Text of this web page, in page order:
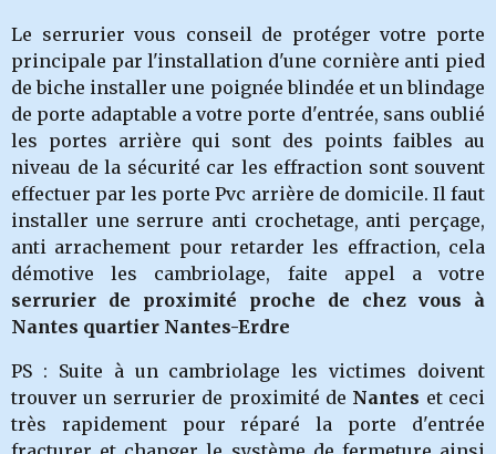
Le serrurier vous conseil de protéger votre porte
principale par l'installation d'une cornière anti pied
de biche installer une poignée blindée et un blindage
de porte adaptable a votre porte d'entrée, sans oublié
les portes arrière qui sont des points faibles au
niveau de la sécurité car les effraction sont souvent
effectuer par les porte Pvc arrière de domicile. Il faut
installer une serrure anti crochetage, anti perçage,
anti arrachement pour retarder les effraction, cela
démotive les cambriolage, faite appel a votre
serrurier de proximité proche de chez vous à
Nantes quartier Nantes-Erdre
PS : Suite à un cambriolage les victimes doivent
trouver un serrurier de proximité de Nantes et ceci
très rapidement pour réparé la porte d'entrée